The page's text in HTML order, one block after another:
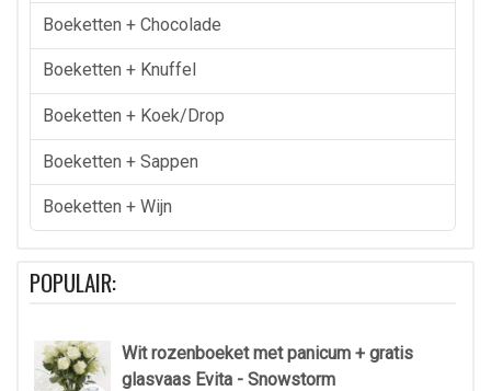
Boeketten + Chocolade
Boeketten + Knuffel
Boeketten + Koek/drop
Boeketten + Sappen
Boeketten + Wijn
POPULAIR:
Wit rozenboeket met panicum + gratis
glasvaas Evita - Snowstorm